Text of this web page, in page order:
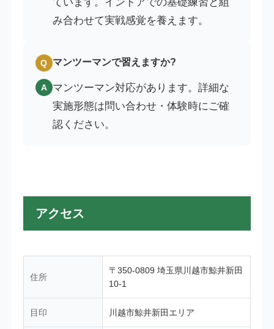
み合わせて実戦感覚を養えます。
Q マンツーマンで習えますか?
A マンツーマン対応があります。詳細な
実施形態は問い合わせ・体験時にご確
認ください。
アクセス
住所
〒350-0809 埼玉県川越市鯨井新田
10-1
目印 川越市鯨井新田エリア